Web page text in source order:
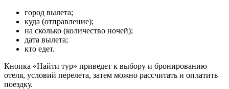
город вылета;
куда (отправление);
на сколько (количество ночей);
дата вылета;
кто едет.
Кнопка «Найти тур» приведет к выбору и бронированию
отеля, условий перелета, затем можно рассчитать и оплатить
поездку.